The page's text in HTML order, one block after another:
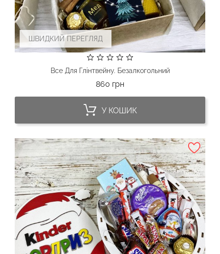
ШВИДКИЙ ПЕРЕГЛЯД
Все Для Глінтвейну. Безалкогольний
860 грнЦіна
У КОШИК